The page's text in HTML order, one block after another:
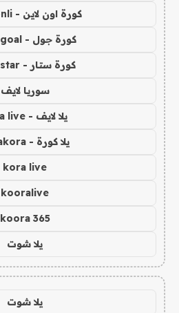
كورة اون لاين - kora onli
كورة جول - kora goal
كورة ستار - kora star
سوريا لايف
يلا لايف - yalla live
يلا كورة - yallakora
kora live
kooralive
koora 365
يلا شوت
يلا شوت